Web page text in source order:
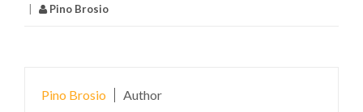
| Pino Brosio
Pino Brosio Author